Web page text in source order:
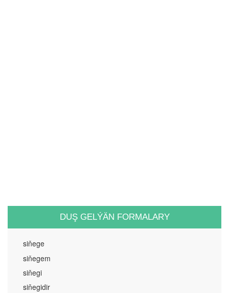
DUŞ GELÝÄN FORMALARY
siňege
siňegem
siňegi
siňegidir